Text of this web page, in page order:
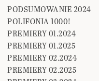
PODSUMOWANIE 2024
POLIFONIA 1000!
PREMIERY 01.2024
PREMIERY 01.2025
PREMIERY 02.2024
PREMIERY 02.2025